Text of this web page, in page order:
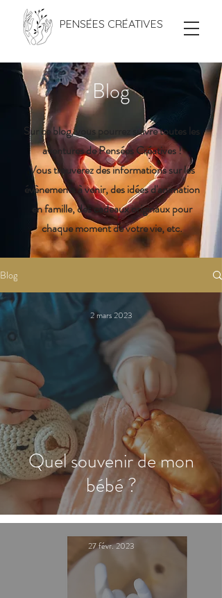
PENSÉES CRÉATIVES
Blog
Sur ce blog, vous pourrez suivre toutes les
aventures de Pensées Créatives !
Vous trouverez des informations sur les
évènements à venir, des idées d'animation
en famille, des cadeaux originaux pour
chaque moment de votre vie, etc.
Blog
Quel souvenir de mon
bébé ?
2 mars 2023
27 févr. 2023